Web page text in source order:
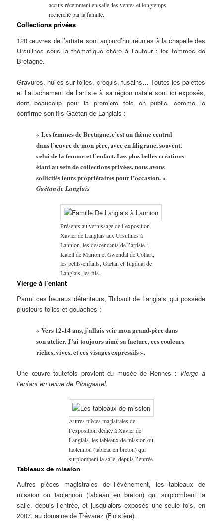
acquis récemment en salle des ventes et longtemps
recherché par la famille.
Collections privées
120 œuvres de l’artiste sont aujourd’hui réunies à la chapelle des
Ursulines sous la thématique chère à l’auteur : les femmes de
Bretagne.
Gravures, huiles sur toiles, croquis, fusains… Toutes les palettes
et l’attachement de l’artiste à sa région natale sont ici exposés,
dont beaucoup pour la première fois en public, comme le
confirme son fils Gaétan de Langlais :
« Les femmes de Bretagne, c’est un thème central
dans l’œuvre de mon père, avec en filigrane, souvent,
celui de la femme et l’enfant. Les plus belles créations
étant au sein de collections privées, nous avons
sollicités leurs propriétaires pour l’occasion. »
Gaétan de Langlais
Présents au vernissage de l’exposition
Xavier de Langlais aux Ursulines à
Lannion, les descendants de l’artiste :
Katell de Marion et Gwendal de Collart,
les petits-enfants, Gaétan et Tugdual de
Langlais, les fils.
Vierge à l’enfant
Parmi ces heureux détenteurs, Thibault de Langlais, qui possède
plusieurs toiles et gouaches :
« Vers 12-14 ans, j’allais voir mon grand-père dans
son atelier. J’ai toujours aimé sa facture, ces couleurs
riches, vives, et ces visages expressifs ».
Une œuvre toutefois provient du musée de Rennes : Vierge à
l’enfant en tenue de Plougastel.
Autres pièces magistrales de
l’exposition dédiée à Xavier de
Langlais, les tableaux de mission ou
taolennoù (tableau en breton) qui
surplombent la salle, depuis l’entrée
Tableaux de mission
Autres pièces magistrales de l’événement, les tableaux de
mission ou taolennoù (tableau en breton) qui surplombent la
salle, depuis l’entrée, et jusqu’alors exposés une seule fois, en
2007, au domaine de Trévarez (Finistère).